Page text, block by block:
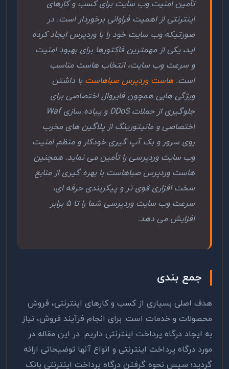
تأمین امنیت وب سایت برای کسب و کارهای
اینترنتی از اهمیت فراوانی برخوردار است. در
صورتیکه وب سایت خود را با وردپرس ایجاد کرده
اید، یکی از مهمترین فاکتورها برای بهبود امنیت
و سرعت وب سایت، انتخاب هاست مناسب
است. هاست وردپرس صباهاست با داشتن
ویژگی هایی همچون فایروال اختصاصی برای
جلوگیری از حملات DDoS و پیاده سازی Waf
اختصاصی و مانیتورینگ از پلاگین های مخرب
روی سرور و بک آپ گیری خودکار و منظم امنیت
وب سایت وردپرسی را تأمین می نماید. همچنین
هاست وردپرس صباهاست با بهره گیری از منابع
سخت افزاری قوی تر و پیکربندی حرفه ای،
سرعت وب سایت وردپرسی شما را تا 5 برابر
افزایش می دهد.
جمع بندی
هدف اصلی بسیاری از کسب و کارهای اینترنتی، فروش
محصولات و خدمات است. برای انجام فرآیند فروش، نیاز
به ایجاد درگاه پرداخت اینترنتی داریم. در این مقاله در
مورد درگاه پرداخت اینترنتی و انواع آنها توضیحاتی ارائه
گردید؛ سپس نحوه گرفتن درگاه پرداخت اینترنتی بانک